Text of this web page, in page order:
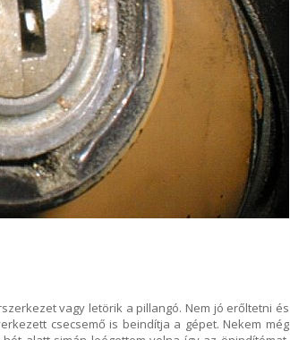
vagy letörik a pillangó. Nem jó erőltetni és
csecsemő is beindítja a gépet. Nekem még